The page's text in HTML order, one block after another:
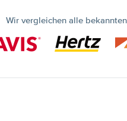
Wir vergleichen alle